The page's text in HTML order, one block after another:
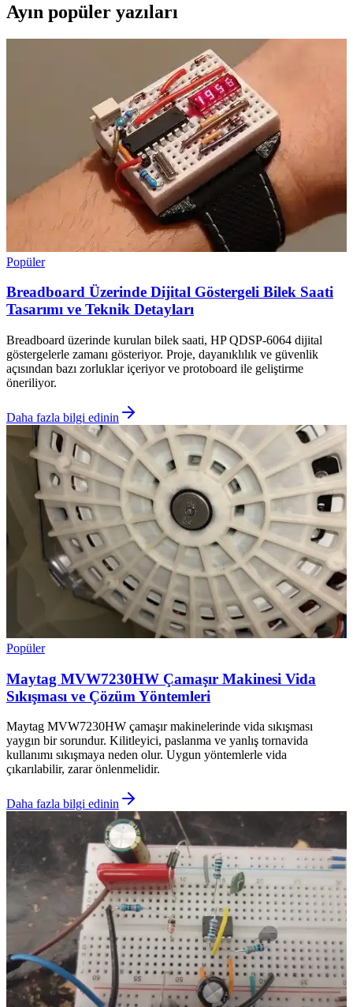
Ayın popüler yazıları
Popüler
Breadboard Üzerinde Dijital Göstergeli Bilek Saati
Tasarımı ve Teknik Detayları
Breadboard üzerinde kurulan bilek saati, HP QDSP-6064 dijital
göstergelerle zamanı gösteriyor. Proje, dayanıklılık ve güvenlik
açısından bazı zorluklar içeriyor ve protoboard ile geliştirme
öneriliyor.
Daha fazla bilgi edinin
Popüler
Maytag MVW7230HW Çamaşır Makinesi Vida
Sıkışması ve Çözüm Yöntemleri
Maytag MVW7230HW çamaşır makinelerinde vida sıkışması
yaygın bir sorundur. Kilitleyici, paslanma ve yanlış tornavida
kullanımı sıkışmaya neden olur. Uygun yöntemlerle vida
çıkarılabilir, zarar önlenmelidir.
Daha fazla bilgi edinin